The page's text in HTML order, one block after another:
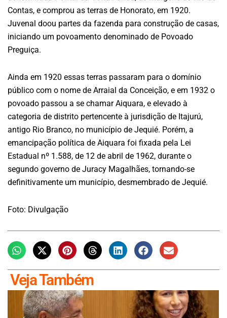
Contas, e comprou as terras de Honorato, em 1920.
Juvenal doou partes da fazenda para construção de casas,
iniciando um povoamento denominado de Povoado
Preguiça.
Ainda em 1920 essas terras passaram para o domínio
público com o nome de Arraial da Conceição, e em 1932 o
povoado passou a se chamar Aiquara, e elevado à
categoria de distrito pertencente à jurisdição de Itajurú,
antigo Rio Branco, no município de Jequié. Porém, a
emancipação política de Aiquara foi fixada pela Lei
Estadual nº 1.588, de 12 de abril de 1962, durante o
segundo governo de Juracy Magalhães, tornando-se
definitivamente um município, desmembrado de Jequié.
Foto: Divulgação
Veja Também